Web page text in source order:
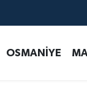
OSMANİYE